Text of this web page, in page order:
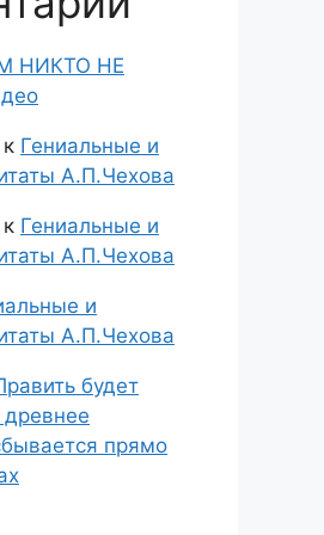
НИКТО НЕ
к Гениальные и
А.П.Чехова
к Гениальные и
А.П.Чехова
и
А.П.Чехова
будет
прямо